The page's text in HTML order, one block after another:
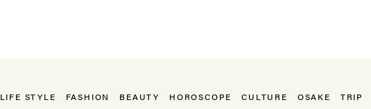
LIFE STYLE FASHION BEAUTY HOROSCOPE CULTURE OSAKE
TRIP